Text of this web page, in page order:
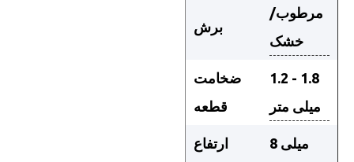
برش
مرطوب/
خشک
ضخامت
قطعه
1.2 - 1.8
میلی متر
ارتفاع
8 میلی